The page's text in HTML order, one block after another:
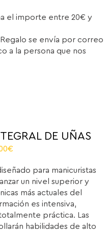
el importe entre 20€ y
Regalo se envía por correo
a la persona que nos
DE UÑAS
€
actual
es:
1.399,00€.
para manicuristas
un nivel superior y
más actuales del
es intensiva,
práctica. Las
habilidades de alto